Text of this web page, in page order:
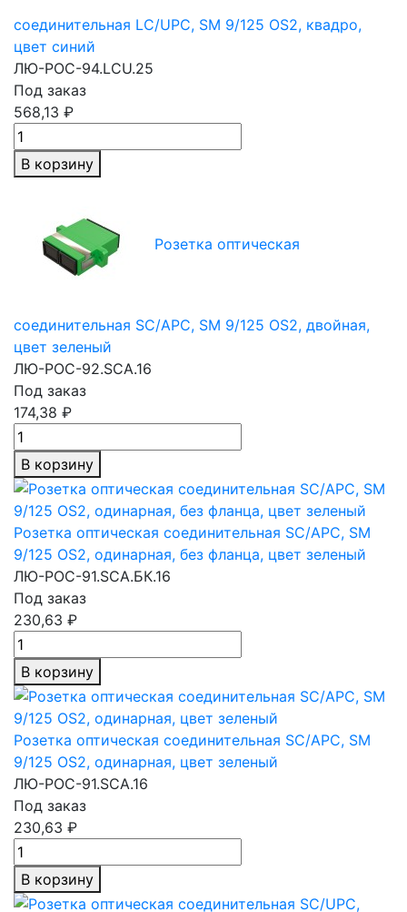
соединительная LC/UPC, SM 9/125 OS2, квадро,
цвет синий
ЛЮ-РОС-94.LCU.25
Под заказ
568,13 ₽
В корзину
Розетка оптическая
соединительная SC/APC, SM 9/125 OS2, двойная,
цвет зеленый
ЛЮ-РОС-92.SCA.16
Под заказ
174,38 ₽
В корзину
Розетка оптическая соединительная SC/APC, SM
9/125 OS2, одинарная, без фланца, цвет зеленый
ЛЮ-РОС-91.SCA.БК.16
Под заказ
230,63 ₽
В корзину
Розетка оптическая соединительная SC/APC, SM
9/125 OS2, одинарная, цвет зеленый
ЛЮ-РОС-91.SCA.16
Под заказ
230,63 ₽
В корзину